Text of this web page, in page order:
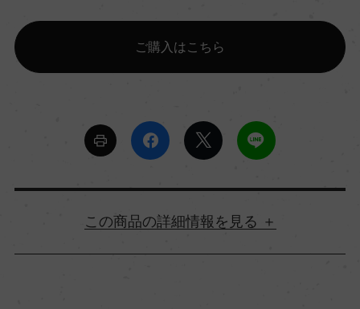
ご購入はこちら
詳細情報